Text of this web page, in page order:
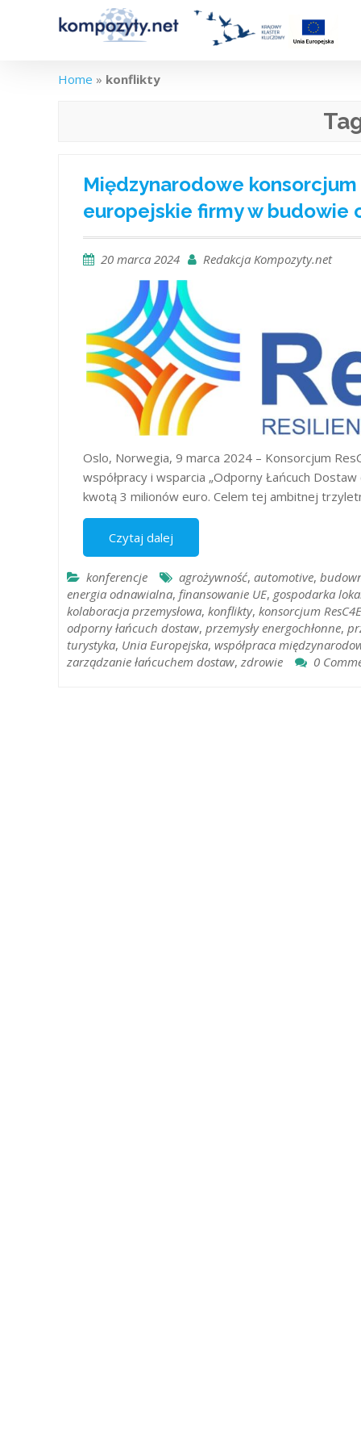
Home » konflikty
Międzynarodowe
europejskie firmy w budowie
20 marca 2024 Redakcja Kompozyty.net
Oslo, Norwegia, 9 marca 2024 – Konsorcjum
współpracy i wsparcia „Odporny Łańcuch
kwotą 3 milionów euro. Celem tej ambitnej
Czytaj dalej
konferencje agrożywność, automotive,
energia odnawialna, finansowanie UE, gospodarka
kolaboracja przemysłowa, konflikty, konsorcjum
odporny łańcuch dostaw, przemysły energochłonne,
turystyka, Unia Europejska, współpraca
zarządzanie łańcuchem dostaw, zdrowie 0